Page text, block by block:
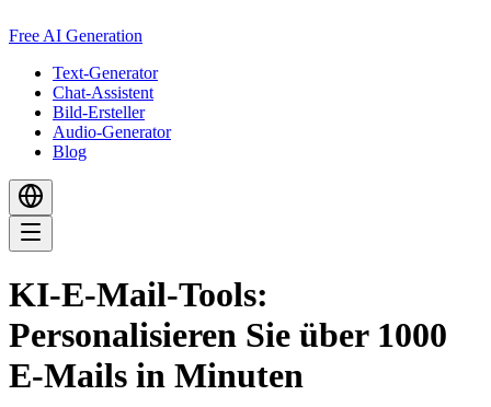
Free AI Generation
Text-Generator
Chat-Assistent
Bild-Ersteller
Audio-Generator
Blog
KI-E-Mail-Tools:
Personalisieren Sie über 1000
E-Mails in Minuten